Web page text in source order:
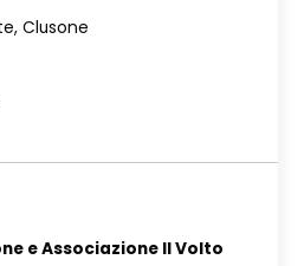
Clusone
e Associazione Il Volto